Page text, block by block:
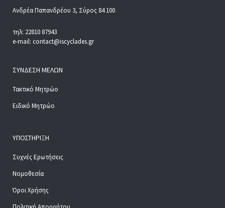
Ανδρέα Παπανδρέου 3, Σύρος 84 100
τηλ: 22810 87943
e-mail: contact@iscyclades.gr
ΣΎΝΔΕΣΗ ΜΕΛΏΝ
Τακτικό Μητρώο
Ειδικό Μητρώο
ΥΠΟΣΤΉΡΙΞΗ
Συχνές Ερωτήσεις
Νομοθεσία
Όροι Χρήσης